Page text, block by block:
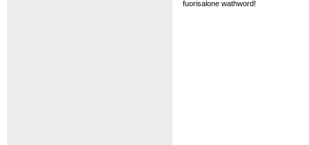
fuorisalone wathword!